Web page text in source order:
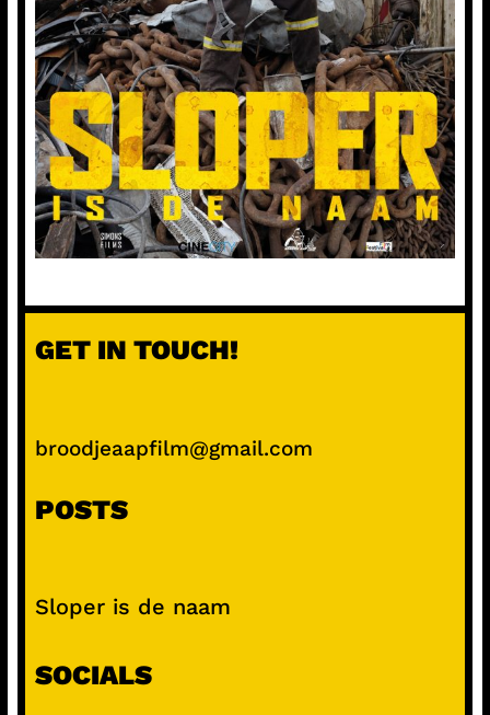
GET IN TOUCH!
broodjeaapfilm@gmail.com
POSTS
Sloper is de naam
SOCIALS